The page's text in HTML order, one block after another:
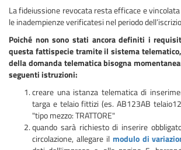
La fideiussione revocata resta efficace e
le inadempienze verificatesi nel periodo
Poiché non sono stati ancora definiti i
questa fattispecie tramite il sistema
della domanda telematica bisogna
seguenti istruzioni:
creare una istanza telematica di
targa e telaio fittizi (es. AB123AB
"tipo mezzo: TRATTORE"
quando sarà richiesto di inserire
circolazione, allegare il modulo di